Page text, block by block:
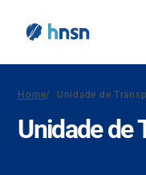
Home/ Unidade de
Unidade de